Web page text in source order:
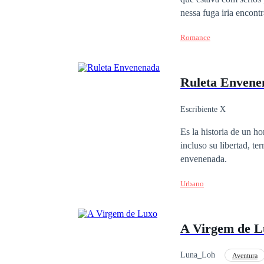
nessa fuga iria
empresa, mesmo que
Romance
Ruleta
Escribiente X
Es la historia de un
incluso su libertad,
envenenada.
Urbano
A Virgem de
Luna_Loh Aventura